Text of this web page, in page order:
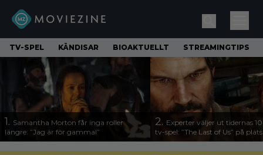
TV-SPEL KÄNDISAR BIOAKTUELLT STREAMINGTIPS
1. Samantha Morton får inga roller
längre: ”Jag är för gammal”
2. Experter väljer ut tidernas
tv-spel: ”The Last of Us” på